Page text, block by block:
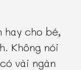
hay cho bé,
Không nói
vài ngàn